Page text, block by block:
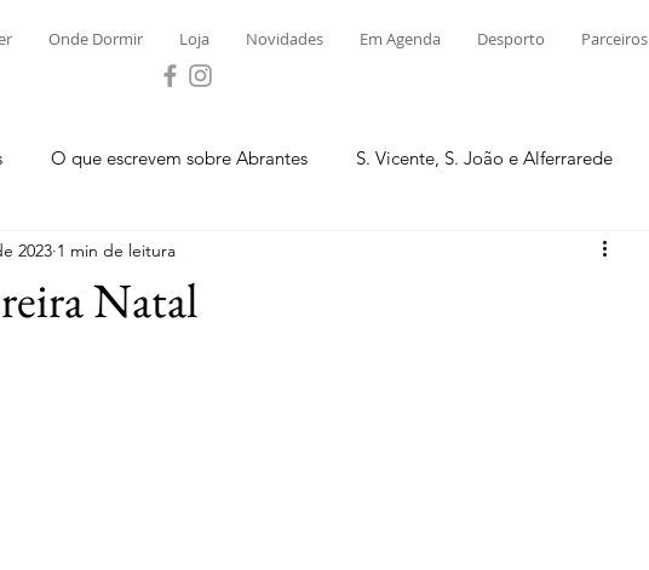
Onde Dormir Loja Novidades Em Agenda Desporto Parceiros
O que escrevem sobre Abrantes S. Vicente, S. João e Alferrarede
Bemposta
Natal
2023 1 min de leitura